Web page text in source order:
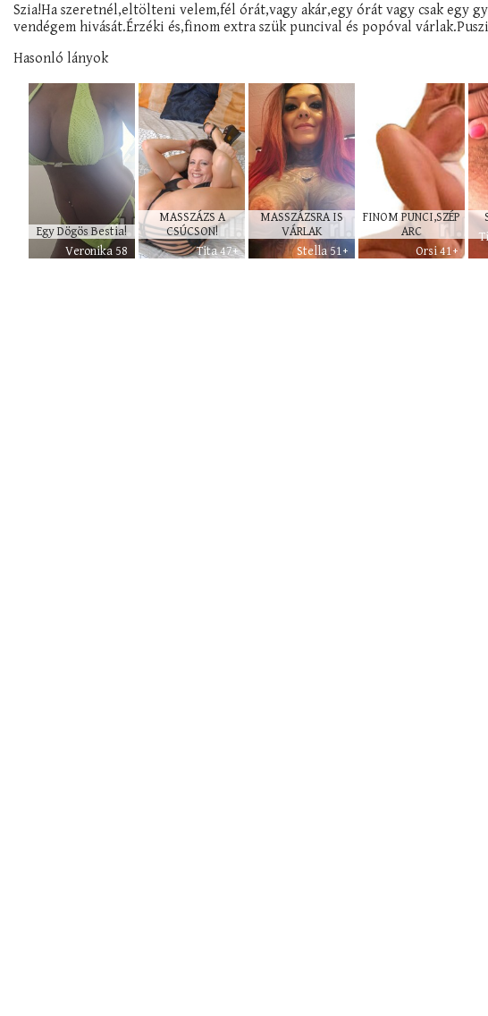
Szia!Ha szeretnél,eltölteni velem,fél órát,vagy akár,egy órát vagy csak egy
vendégem hivását.Érzéki és,finom extra szük puncival és popóval
Hasonló lányok
Egy Dögös Bestia!
Veronika 58
MASSZÁZS A
CSÚCSON!
Tita 47+
MASSZÁZSRA IS
VÁRLAK
Stella 51+
FINOM PUNCI,SZÉP
ARC
Orsi 41+